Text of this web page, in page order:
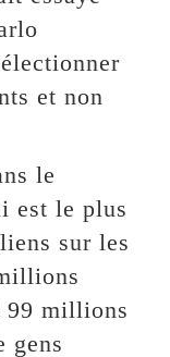
et non
le
est le plus
sur les
99 millions
gens